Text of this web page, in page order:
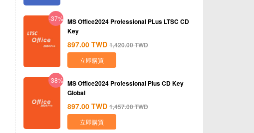
-37% MS Office2024 Professional PLus LTSC CD
Key
897.00 TWD 1,420.00TWD
立即購買
-38% MS Office2024 Professional Plus CD Key
Global
897.00 TWD 1,457.00TWD
立即購買